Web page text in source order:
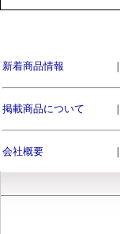
新着商品情報 ｜
掲載商品について ｜
会社概要 ｜